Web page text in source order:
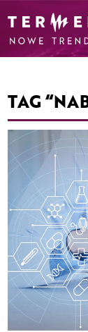
TAG